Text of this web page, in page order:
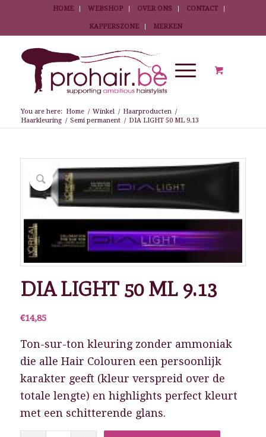
HOME WEBSHOP OVER ONS CONTACT
KAPPERSZONE MERKEN
You are here: Home / Winkel / Haarproducten /
Haarkleuring / Semi permanent / DIA LIGHT 50 ML 9.13
DIA LIGHT 50 ML 9.13
€14,85
Ton-sur-ton kleuring zonder ammoniak
die alle Hair Colouren een persoonlijk
karakter geeft (kleur verspreid over de
totale lengte) en highlights perfect kleurt
met een schitterende glans.